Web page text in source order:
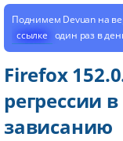
Поднимем Devuan на
ссылке один раз в
Firefox
регрессии
зависанию